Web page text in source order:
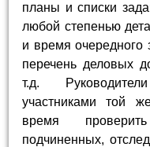
планы и списки
любой степенью
и время очередного
перечень деловых
т.д.
участниками той
время
подчиненных,